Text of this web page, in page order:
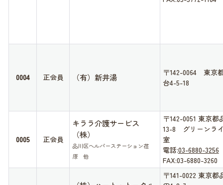
0004 正会員 （有）新井湯
〒142-0064 東京
台4-5-18
0005 正会員
キララ介護サービス
（株）
品川区ヘルパーステーション荏
原 他
〒142-0051 東京都
13-8 グリーンラ
室
電話:03-6880-3256
FAX:03-6880-3260
〒141-0022 東京